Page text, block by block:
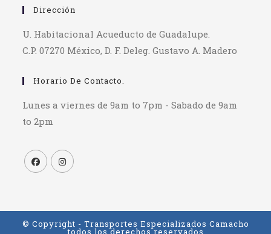
Dirección
U. Habitacional Acueducto de Guadalupe.
C.P. 07270 México, D. F. Deleg. Gustavo A. Madero
Horario De Contacto.
Lunes a viernes de 9am to 7pm - Sabado de 9am
to 2pm
© Copyright - Transportes Especializados Camacho
todos los derechos reservados